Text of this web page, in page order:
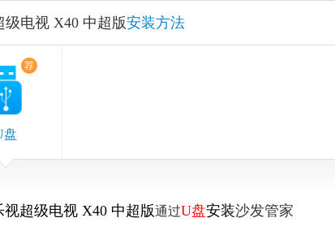
级电视 X40 中超版安装方法
荐
盘
视超级电视 X40 中超版通过U盘安装沙发管家